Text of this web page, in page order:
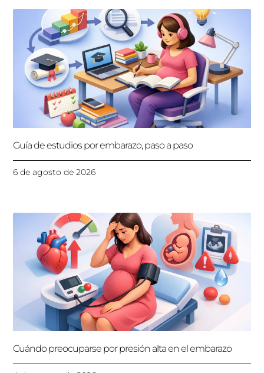
Guía de estudios por embarazo, paso a paso
6 de agosto de 2026
Cuándo preocuparse por presión alta en el embarazo